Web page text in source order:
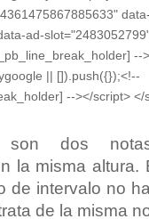
ad-
--
|| []).push({});<!--
--></script> </
dos
la misma altura.
de intervalo no
de la misma